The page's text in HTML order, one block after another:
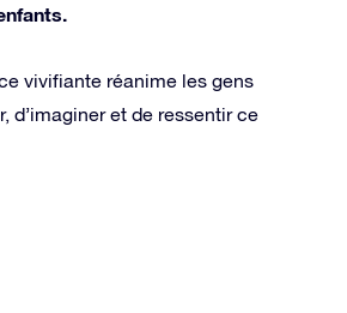
vivifiante réanime les gens
d’imaginer et de ressentir ce